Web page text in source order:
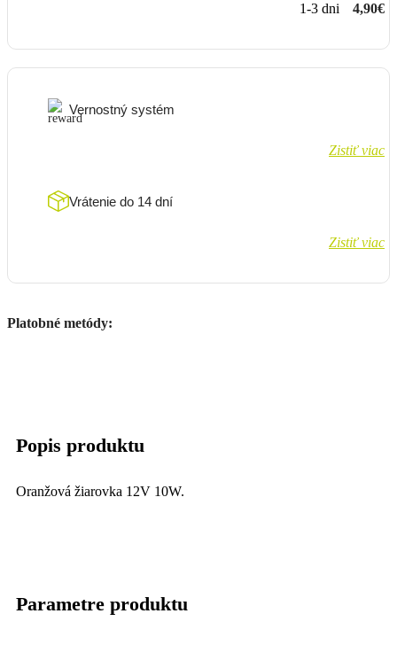
1-3 dni 4,90€
Vernostný systém
Zistiť viac
Vrátenie do 14 dní
Zistiť viac
Platobné metódy:
Popis produktu
Oranžová žiarovka 12V 10W.
Parametre produktu